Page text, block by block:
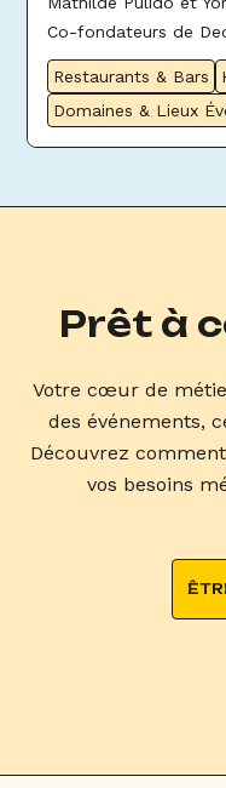
Co-fondateurs de
Restaurants & Bars
Domaines & Lieux
Prêt à
Votre cœur de
des événements,
Découvrez
vos besoins